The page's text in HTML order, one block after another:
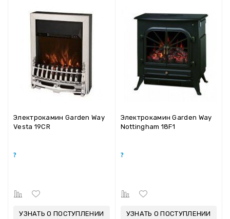
Электрокамин Garden Way
Vesta 19CR
УЗНАТЬ О ПОСТУПЛЕНИИ
Электрокамин Garden Way
Nottingham 18F1
УЗНАТЬ О ПОСТУПЛЕНИИ